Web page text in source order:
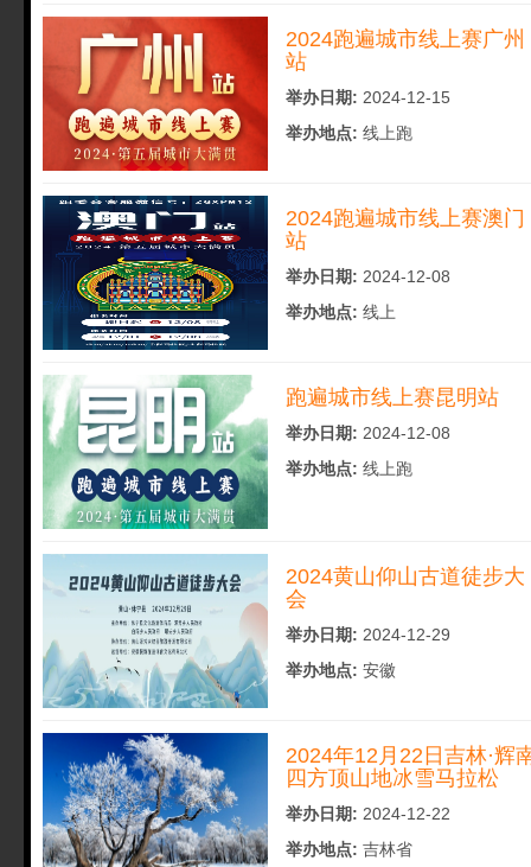
2024跑遍城市线上赛广州
站
举办日期: 2024-12-15
举办地点: 线上跑
2024跑遍城市线上赛澳门
站
举办日期: 2024-12-08
举办地点: 线上
跑遍城市线上赛昆明站
举办日期: 2024-12-08
举办地点: 线上跑
2024黄山仰山古道徒步大
会
举办日期: 2024-12-29
举办地点: 安徽
2024年12月22日吉林·辉
四方顶山地冰雪马拉松
举办日期: 2024-12-22
举办地点: 吉林省